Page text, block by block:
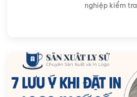
nghiệp kiểm tra